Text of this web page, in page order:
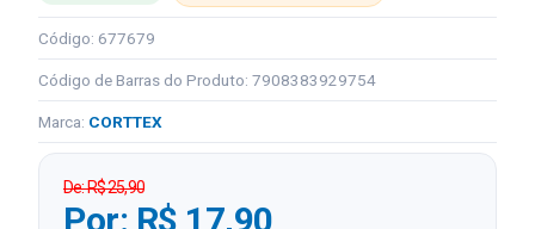
Código: 677679
Código de Barras do Produto: 7908383929754
Marca: CORTTEX
De: R$ 25,90
Por: R$ 17,90